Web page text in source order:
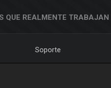
QUE REALMENTE TRABAJAN
Soporte